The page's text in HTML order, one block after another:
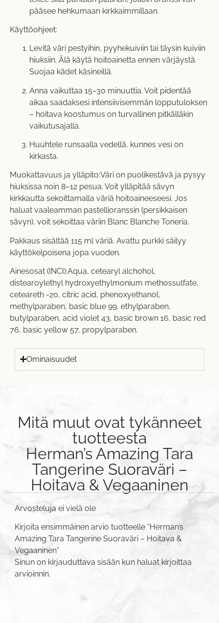
pääsee hehkumaan kirkkaimmillaan.
Käyttöohjeet:
Levitä väri pestyihin, pyyhekuiviin tai täysin kuiviin
hiuksiin. Älä käytä hoitoainetta ennen värjäystä.
Suojaa kädet käsineillä.
Anna vaikuttaa 15–30 minuuttia. Voit pidentää
aikaa saadaksesi intensiivisemmän lopputuloksen
– hoitava koostumus on turvallinen pitkälläkin
vaikutusajalla.
Huuhtele runsaalla vedellä, kunnes vesi on
kirkasta.
Muokattavuus ja ylläpito:Väri on puolikestävä ja pysyy
hiuksissa noin 8–12 pesua. Voit ylläpitää sävyn
kirkkautta sekoittamalla väriä hoitoaineeseesi. Jos
haluat vaaleamman pastellioranssin (persikkaisen
sävyn), voit sekoittaa väriin Blanc Blanche Toneria.
Pakkaus sisältää 115 ml väriä. Avattu purkki säilyy
käyttökelpoisena jopa vuoden.
Ainesosat (INCI):Aqua, cetearyl alchohol,
distearoylethyl hydroxyethylmonium methossulfate,
ceteareth -20, citric acid, phenoxyethanol,
methylparaben, basic blue 99, ethylparaben,
butylparaben, acid violet 43, basic brown 16, basic red
76, basic yellow 57, propylparaben.
Ominaisuudet
Mitä muut ovat tykänneet
tuotteesta
Herman’s Amazing Tara
Tangerine Suoraväri –
Hoitava & Vegaaninen
Arvosteluja ei vielä ole
Kirjoita ensimmäinen arvio tuotteelle “Herman’s
Amazing Tara Tangerine Suoraväri – Hoitava &
Vegaaninen”
Sinun on kirjauduttava sisään kun haluat kirjoittaa
arvioinnin.